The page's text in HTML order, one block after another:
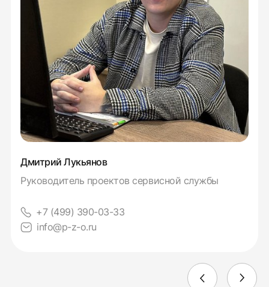
Дмитрий Лукьянов
Руководитель проектов сервисной службы
+7 (499) 390-03-33
info@p-z-o.ru